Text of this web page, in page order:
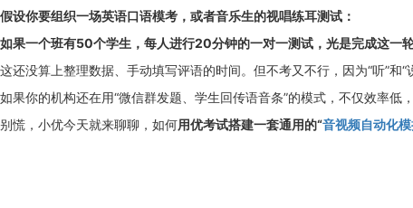
假设你要组织一场英语口语模考，或者音乐生的视唱练耳测试：
如果一个班有50个学生，每人进行20分钟的一对一测试，光是完成这
这还没算上整理数据、手动填写评语的时间。但不考又不行，因为“听”和“
如果你的机构还在用“微信群发题、学生回传语音条”的模式，不仅效率
别慌，小优今天就来聊聊，如何用优考试搭建一套通用的“音视频自动化